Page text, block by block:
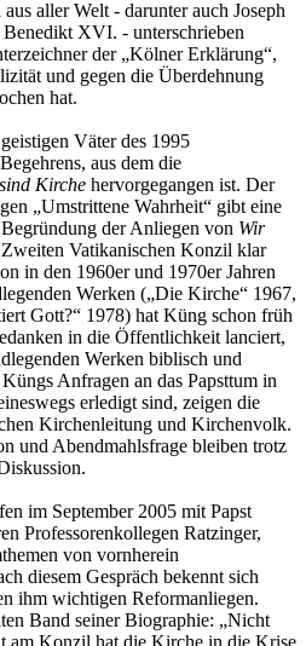
aller Welt - darunter auch Joseph
Benedikt XVI. - unterschrieben
der „Kölner Erklärung“,
und gegen die Überdehnung
hat.
Väter des 1995
aus dem die
Kirche hervorgegangen ist. Der
„Umstrittene Wahrheit“ gibt eine
der Anliegen von Wir
Vatikanischen Konzil klar
in den 1960er und 1970er Jahren
Werken („Die Kirche“ 1967,
Gott?“ 1978) hat Küng schon früh
in die Öffentlichkeit lanciert,
Werken biblisch und
Anfragen an das Papsttum in
erledigt sind, zeigen die
Kirchenleitung und Kirchenvolk.
und Abendmahlsfrage bleiben trotz
im September 2005 mit Papst
Professorenkollegen Ratzinger,
von vornherein
diesem Gespräch bekennt sich
ihm wichtigen Reformanliegen.
Band seiner Biographie: „Nicht
am Konzil hat die Kirche in die Krise